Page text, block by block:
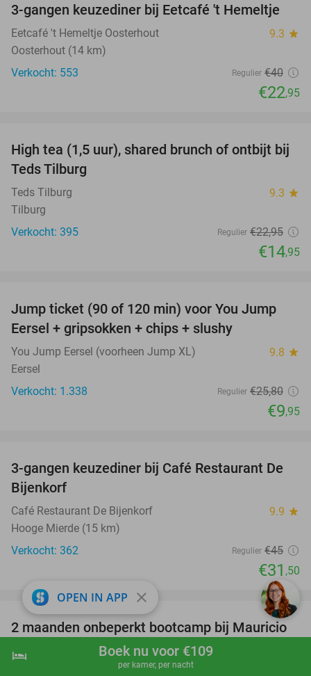
shopping_cart Boek nu
hotel Boek nu voor €109
per kamer, per nacht
43%
3-gangen keuzediner bij Eetcafé 't Hemeltje
Eetcafé 't Hemeltje Oosterhout 9.3 star
Oosterhout (14 km)
Verkocht: 553
Regulier €40
€22,95
35%
High tea (1,5 uur), shared brunch of ontbijt bij
Teds Tilburg
Teds Tilburg 9.3 star
Tilburg
Verkocht: 395
Regulier €22,95
€14,95
61%
Jump ticket (90 of 120 min) voor You Jump
Eersel + gripsokken + chips + slushy
You Jump Eersel (voorheen Jump XL) 9.8 star
Eersel
Verkocht: 1.338
Regulier €25,80
€9,95
30%
3-gangen keuzediner bij Café Restaurant De
Bijenkorf
Café Restaurant De Bijenkorf 9.9 star
Hooge Mierde (15 km)
Verkocht: 362
Regulier €45
€31 ,50
82%
favorite_border
2 maanden onbeperkt bootcamp bij Mauricio
OPEN IN APP close